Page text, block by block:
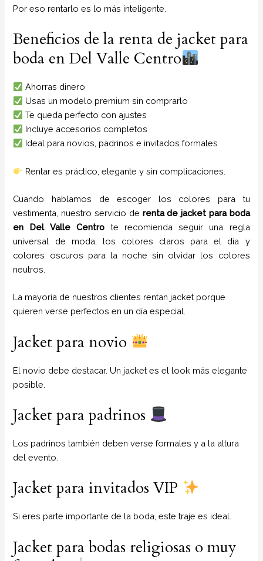
Por eso rentarlo es lo más inteligente.
Beneficios de la renta de jacket para
boda en Del Valle Centro
Ahorras dinero
Usas un modelo premium sin comprarlo
Te queda perfecto con ajustes
Incluye accesorios completos
Ideal para novios, padrinos e invitados formales
Rentar es práctico, elegante y sin complicaciones.
Cuando hablamos de escoger los colores para tu
vestimenta, nuestro servicio de renta de jacket para boda
en Del Valle Centro te recomienda seguir una regla
universal de moda, los colores claros para el día y
colores oscuros para la noche sin olvidar los colores
neutros.
La mayoría de nuestros clientes rentan jacket porque
quieren verse perfectos en un día especial.
Jacket para novio
El novio debe destacar. Un jacket es el look más elegante
posible.
Jacket para padrinos
Los padrinos también deben verse formales y a la altura
del evento.
Jacket para invitados VIP
Si eres parte importante de la boda, este traje es ideal.
Jacket para bodas religiosas o muy